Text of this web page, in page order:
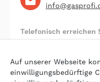
Telefonisch erreichen
Montag bis Freitag
Auf unserer Webseite
einwilligungsbedürftige